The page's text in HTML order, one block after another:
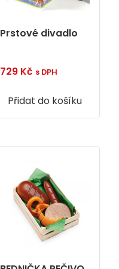
Prstové divadlo
729 Kč s DPH
Přidat do košíku